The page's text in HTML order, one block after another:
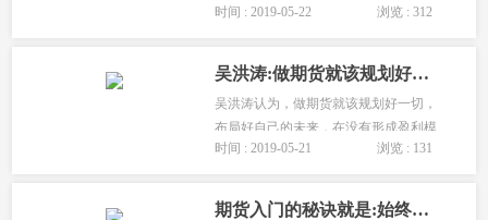
积，最终会形成相对固定的分析框架和
别，在规则指导下交易的阶段。...
时间 : 2019-05-22 浏览 : 312
吴洪涛:做期货就该规划好一切,布局好自己的未来「佛渡有缘人」
吴洪涛认为，做期货就该规划好一切，
布局好自己的未来，在没有形成盈利模
式的情况下，尽量控制好你的仓位。...
时间 : 2019-05-21 浏览 : 131
期货入门的秘诀就是:始终如一地坚持自己的交易系统!